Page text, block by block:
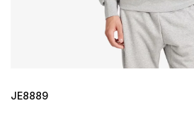
JE8889